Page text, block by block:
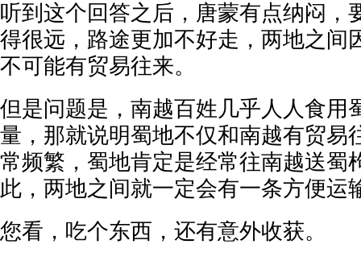
听到这个回答之后，唐蒙有点纳闷，
得很远，路途更加不好走，两地之间
不可能有贸易往来。
但是问题是，南越百姓几乎人人食用
量，那就说明蜀地不仅和南越有贸易
常频繁，蜀地肯定是经常往南越送蜀
此，两地之间就一定会有一条方便运
您看，吃个东西，还有意外收获。